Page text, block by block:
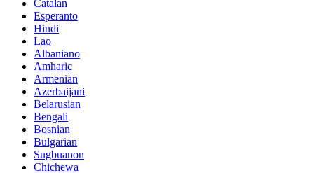
Catalan
Esperanto
Hindi
Lao
Albaniano
Amharic
Armenian
Azerbaijani
Belarusian
Bengali
Bosnian
Bulgarian
Sugbuanon
Chichewa